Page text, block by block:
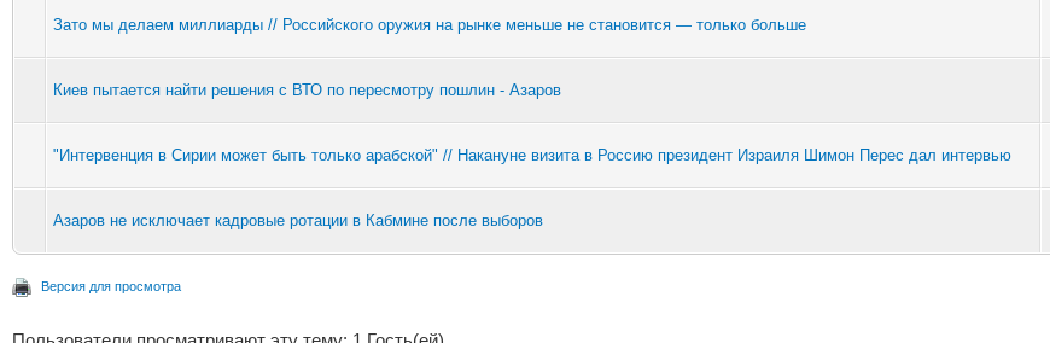
Зато мы делаем миллиарды // Российского оружия на рынке меньше не становится — только больше
Киев пытается найти решения с ВТО по пересмотру пошлин - Азаров
"Интервенция в Сирии может быть только арабской" // Накануне визита в Россию президент Израиля Шимон Перес дал интервью
Азаров не исключает кадровые ротации в Кабмине после выборов
Версия для просмотра